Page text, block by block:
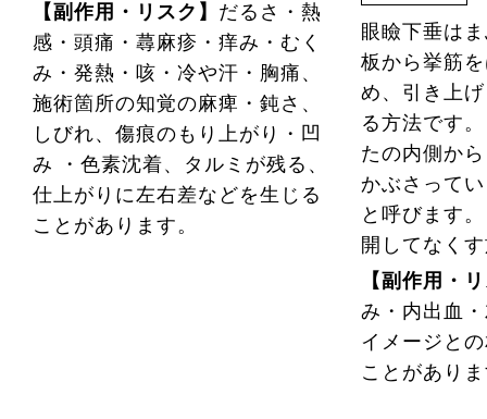
【副作用・リスク】 だるさ・熱
感・頭痛・蕁麻疹・痒み・むく
み・発熱・咳・冷や汗・胸痛、
施術箇所の知覚の麻痺・鈍さ、
しびれ、傷痕のもり上がり・凹
み ・色素沈着、タルミが残る、
仕上がりに左右差などを生じる
ことがあります。
眼瞼下垂は
板から挙筋
め、引き上
る方法です
たの内側か
かぶさって
と呼びます
開してなく
【副作用・
み・内出血
イメージと
ことがあり